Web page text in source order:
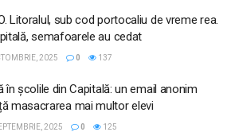
Litoralul, sub cod portocaliu de vreme rea.
semafoarele au cedat
2025 0 137
în școlile din Capitală: un email anonim
masacrarea mai multor elevi
2025 0 125